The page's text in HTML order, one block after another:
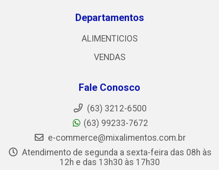
Departamentos
ALIMENTICIOS
VENDAS
Fale Conosco
(63) 3212-6500
(63) 99233-7672
e-commerce@mixalimentos.com.br
Atendimento de segunda a sexta-feira das 08h às
12h e das 13h30 às 17h30